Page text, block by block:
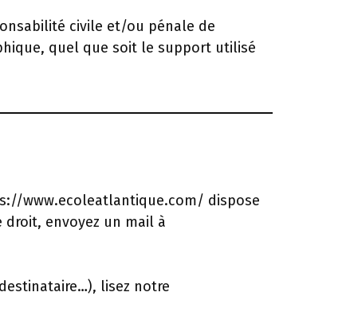
civile et/ou pénale de
quel que soit le support utilisé
www.ecoleatlantique.com/ dispose
droit, envoyez un mail à
lisez notre